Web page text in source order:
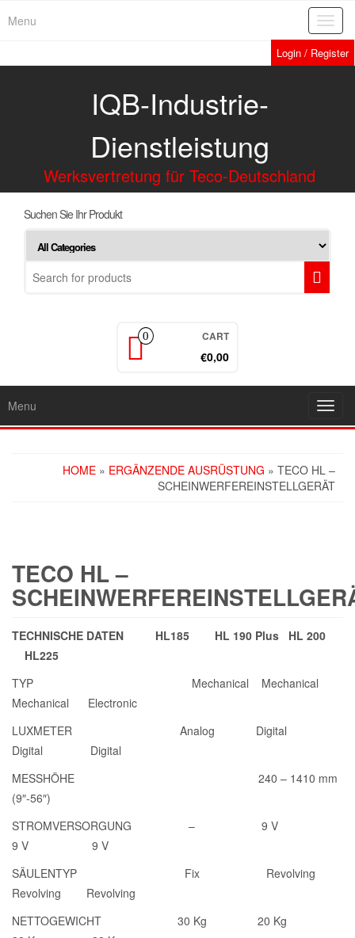
Menu
Login / Register
IQB-Industrie-
Dienstleistung
Werksvertretung für Teco-Deutschland
Suchen Sie Ihr Produkt
0 CART
€0,00
Menu
HOME » ERGÄNZENDE AUSRÜSTUNG » TECO HL –
SCHEINWERFEREINSTELLGERÄT
TECO HL –
TECHNISCHE DATEN HL185 HL 190 Plus HL 200
HL225
TYP Mechanical Mechanical
Mechanical Electronic
LUXMETER Analog Digital
Digital Digital
MESSHÖHE 240 – 1410 mm
(9″-56″)
STROMVERSORGUNG – 9 V
9 V 9 V
SÄULENTYP Fix Revolving
Revolving Revolving
NETTOGEWICHT 30 Kg 20 Kg